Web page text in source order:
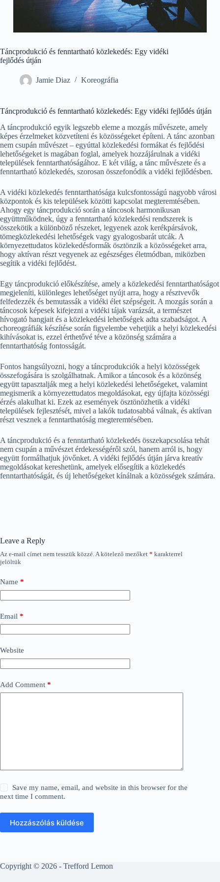
Táncprodukció és fenntartható közlekedés: Egy vidéki
fejlődés útján
Jamie Diaz Koreográfia
Táncprodukció és fenntartható közlekedés: Egy vidéki fejlődés útján
A táncprodukció egyik legszebb eleme a mozgás művészete, amely
képes érzelmeket közvetíteni és közösségeket építeni. A tánc azonban
nem csupán művészet – egyúttal közlekedési formákat és fejlődési
lehetőségeket is magában foglal, amelyek hozzájárulnak a vidéki
települések fenntarthatóságához. E két világ, a tánc művészete és a
fenntartható közlekedés, szorosan összefonódik a vidéki fejlődésben.
A vidéki közlekedés fenntarthatósága kulcsfontosságú nagyobb városi
központok és kis települések közötti kapcsolat megteremtésében.
Ahogy egy táncprodukció során a táncosok harmonikusan
együttműködnek, úgy a fenntartható közlekedési rendszerek is
összekötik a különböző részeket, legyenek azok kerékpársávok,
tömegközlekedési lehetőségek vagy gyalogosbarát utcák. A
környezettudatos közlekedésformák ösztönzik a közösségeket arra,
hogy aktívan részt vegyenek az egészséges életmódban, miközben
segítik a vidéki fejlődést.
Egy táncprodukció előkészítése, amely a közlekedési fenntarthatóságot
megjeleníti, különleges lehetőséget nyújt arra, hogy a résztvevők
felfedezzék és bemutassák a vidéki élet szépségeit. A mozgás során a
táncosok képesek kifejezni a vidéki tájak varázsát, a természet
hívogató hangjait és a közlekedési lehetőségek adta szabadságot. A
choreográfiák készítése során figyelembe vehetjük a helyi közlekedési
kihívásokat is, ezzel érthetővé téve a közönség számára a
fenntarthatóság fontosságát.
Fontos hangsúlyozni, hogy a táncprodukciók a helyi közösségek
összefogására is szolgálhatnak. Amikor a táncosok és a közönség
együtt tapasztalják meg a helyi közlekedési lehetőségeket, valamint
megismerik a környezettudatos megoldásokat, egy újfajta közösségi
érzés alakulhat ki. Ezek az események ösztönözhetik a vidéki
települések fejlesztését, mivel a lakók tudatosabbá válnak, és aktívan
részt vesznek a fenntarthatóság megteremtésében.
A táncprodukció és a fenntartható közlekedés összekapcsolása tehát
nem csupán a művészet érdekességéről szól, hanem arról is, hogy
együtt formálhatjuk jövőnket. A vidéki fejlődés útján járva kreatív
megoldásokat kereshetünk, amelyek elősegítik a közlekedés
fenntarthatóságát, és új lehetőségeket kínálnak a közösségek számára.
Leave a Reply
Az e-mail címet nem tesszük közzé.A kötelező mezőket * karakterrel
jelöltük
Name *
Email *
Website
Add Comment *
Save my name, email, and website in this browser for the
next time I comment.
Hozzászólás küldése
Copyright © 2026 - Trefford Lemon